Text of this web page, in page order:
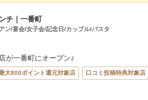
チ｜一番町
ン/宴会/女子会/記念日/カップル/パスタ
が一番町にオープン♪
大800ポイント還元対象店 口コミ投稿特典対象店